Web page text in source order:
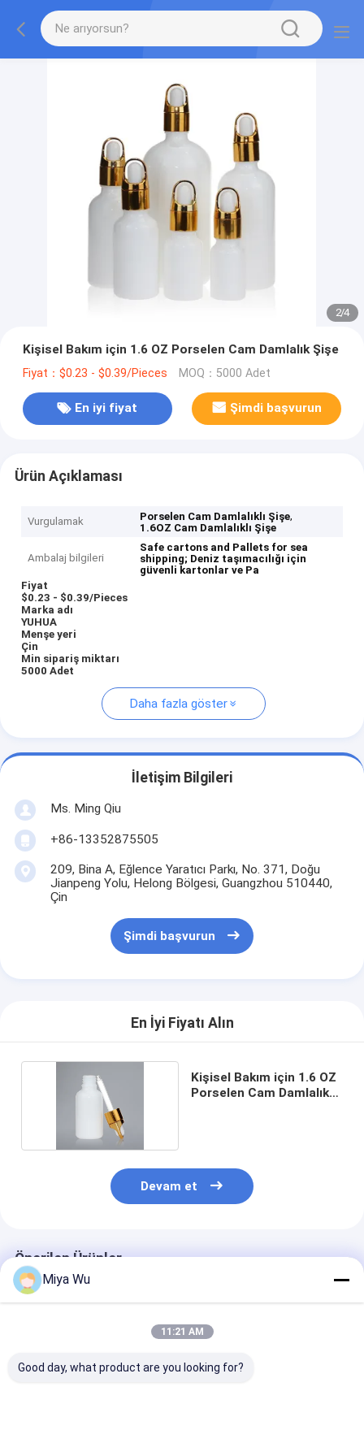
2/4
Kişisel Bakım için 1.6 OZ Porselen Cam Damlalık Şişe
Fiyat：$0.23 - $0.39/Pieces MOQ：5000 Adet
En iyi fiyat Şimdi başvurun
Ürün Açıklaması
Vurgulamak Porselen Cam Damlalıklı Şişe,
1.6OZ Cam Damlalıklı Şişe
Ambalaj bilgileri
Safe cartons and Pallets for sea
shipping; Deniz taşımacılığı için
güvenli kartonlar ve Pa
Fiyat
$0.23 - $0.39/Pieces
Marka adı
YUHUA
Menşe yeri
Çin
Min sipariş miktarı
5000 Adet
Daha fazla göster
İletişim Bilgileri
Ms. Ming Qiu
+86-13352875505
209, Bina A, Eğlence Yaratıcı Parkı, No. 371, Doğu
Jianpeng Yolu, Helong Bölgesi, Guangzhou 510440,
Çin
Şimdi başvurun
En İyi Fiyatı Alın
Kişisel Bakım için 1.6 OZ
Porselen Cam Damlalık
Devam et
Önerilen Ürünler
Miya Wu
11:21 AM
Good day, what product are you looking for?